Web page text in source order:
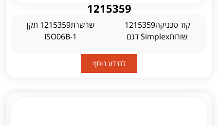
1215359
קוד טכניקה1215359
שורותSimplex דגם
שרשרת1215359 תקן
ISO06B-1
למידע נוסף